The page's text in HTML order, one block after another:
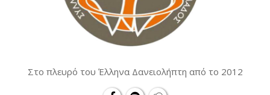
Στο πλευρό του Έλληνα Δανειολήπτη από το 2012